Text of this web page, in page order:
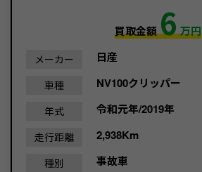
買取金額6万円
メーカー 日産
車種 NV100クリッパー
年式 令和元年/2019年
走行距離 2,938Km
種別 事故車